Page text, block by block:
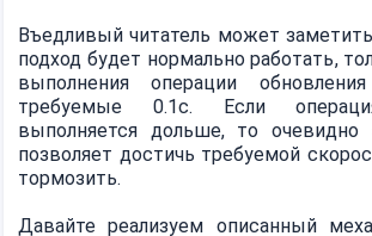
Въедливый читатель может
подход будет нормально работать,
выполнения операции
требуемые 0.1с. Если
выполняется дольше, то
позволяет достичь требуемой
тормозить.
Давайте реализуем описанный